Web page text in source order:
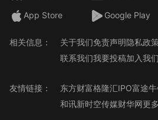
App Store Google Play
相关信息： 关于我们免责声明隐私政策
联系我们我要投稿加入我们
友情链接： 东方财富格隆汇IPO富途
和讯新时空传媒财华网更